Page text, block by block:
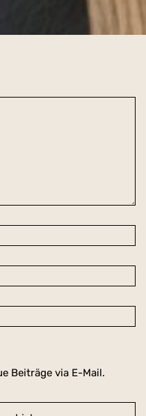
Beiträge via E-Mail.